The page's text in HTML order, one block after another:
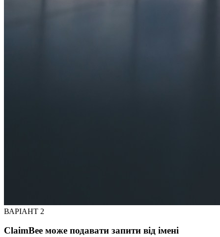
ВАРІАНТ 2
ClaimBee може подавати запити від імені